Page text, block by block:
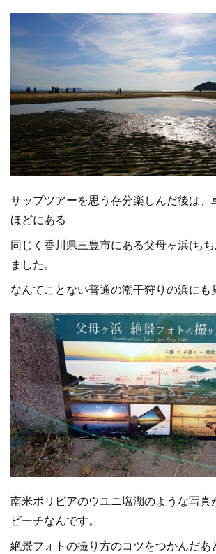
サップツアーを思う存分楽しんだ後は、
ほどにある
同じく香川県三豊市にある父母ヶ浜(ち
ました。
なんてことない普通の潮干狩りの浜にも
南米ボリビアのウユニ塩湖のような写真
ビーチなんです。
絶景フォトの撮り方のコツをつかんだあ